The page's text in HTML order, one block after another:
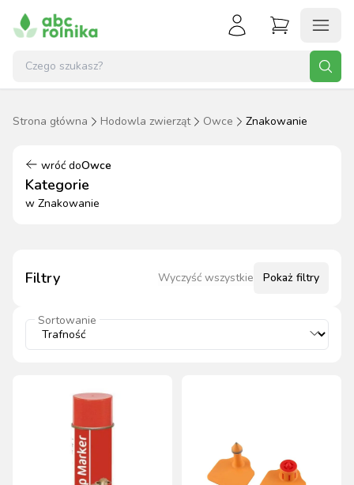
Strona główna Hodowla zwierząt Owce Znakowanie
wróć doOwce
Kategorie
w Znakowanie
Filtry Wyczyść wszystkie Pokaż filtry
Sortowanie